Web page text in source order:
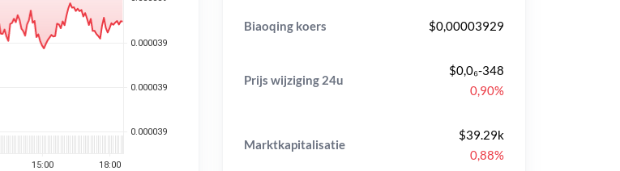
Biaoqing koers $0,00003929
Prijs wijziging 24u
$0,0₆-348
0,90%
Marktkapitalisatie
$39.29k
0,88%